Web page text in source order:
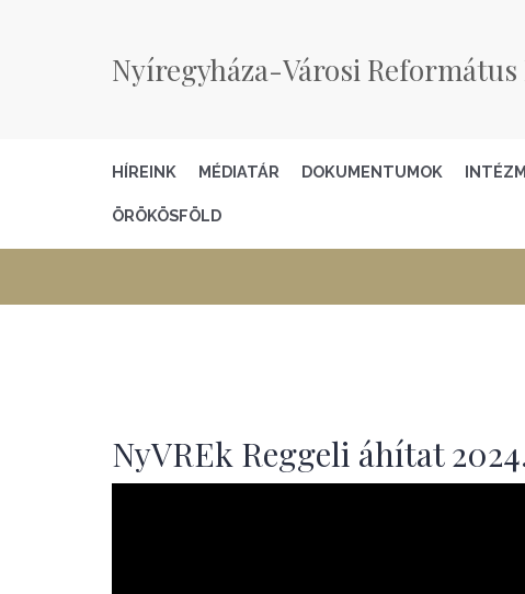
Nyíregyháza-Városi Református
HÍREINK MÉDIATÁR DOKUMENTUMOK
ÖRÖKÖSFÖLD
NyVREk Reggeli áhítat